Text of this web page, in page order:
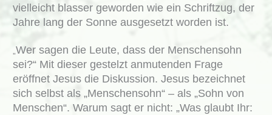
vielleicht blasser geworden wie ein Schriftzug, der
Jahre lang der Sonne ausgesetzt worden ist.
„Wer sagen die Leute, dass der Menschensohn
sei?“ Mit dieser gestelzt anmutenden Frage
eröffnet Jesus die Diskussion. Jesus bezeichnet
sich selbst als „Menschensohn“ – als „Sohn von
Menschen“. Warum sagt er nicht: „Was glaubt Ihr: